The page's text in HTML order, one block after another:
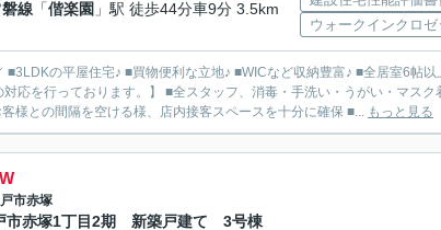
線 「偕楽園 」駅 徒歩44分車9分 3.5km
ウォークインクロゼ
の平屋住宅♪ ■買物便利な立地♪ ■WICなど収納豊富♪ ■全居室6帖以
対応を行っております。】 ■全スタッフ、消毒・手洗い・うがい・マス
様との間隔を空ける様、店内接客スペースを十分に確保 ■... もっと見る
市赤塚
市赤塚1丁目2期 新築戸建て 3号棟